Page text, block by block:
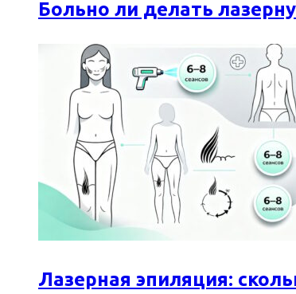
Больно ли делать
Лазерная эпиляция: